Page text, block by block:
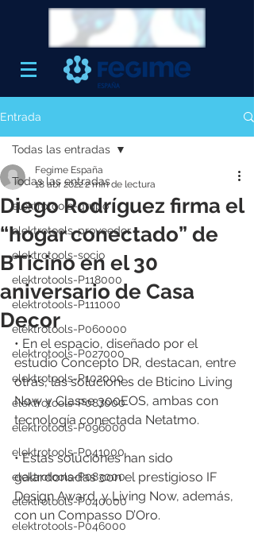
Entrada
Todas las entradas
elektrotools-grupo
elektrotools-proveedor
elektrotools-socio
elektrotools-P118000
elektrotools-P111000
elektrotools-P060000
elektrotools-P027000
elektrotools-P102000
elektrotools-P087000
elektrotools-P096000
elektrotools-P041000
elektrotools-P083000
elektrotools-P040000
elektrotools-P046000
Todas las entradas
Diego Rodríguez firma el
“hogar conectado” de
BTicino en el 30
aniversario de Casa
Decor
Fegime España
18 abr 20222 min de lectura
• En el espacio, diseñado por el
estudio Concepto DR, destacan, entre
otras, las soluciones de Bticino Living
Now y Classe 300EOS, ambas con
tecnología conectada Netatmo.
• Estas soluciones han sido
galardonadas con el prestigioso IF
Design Award, y Living Now, además,
con un Compasso D’Oro.